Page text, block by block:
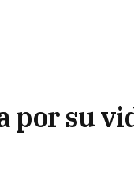
por su